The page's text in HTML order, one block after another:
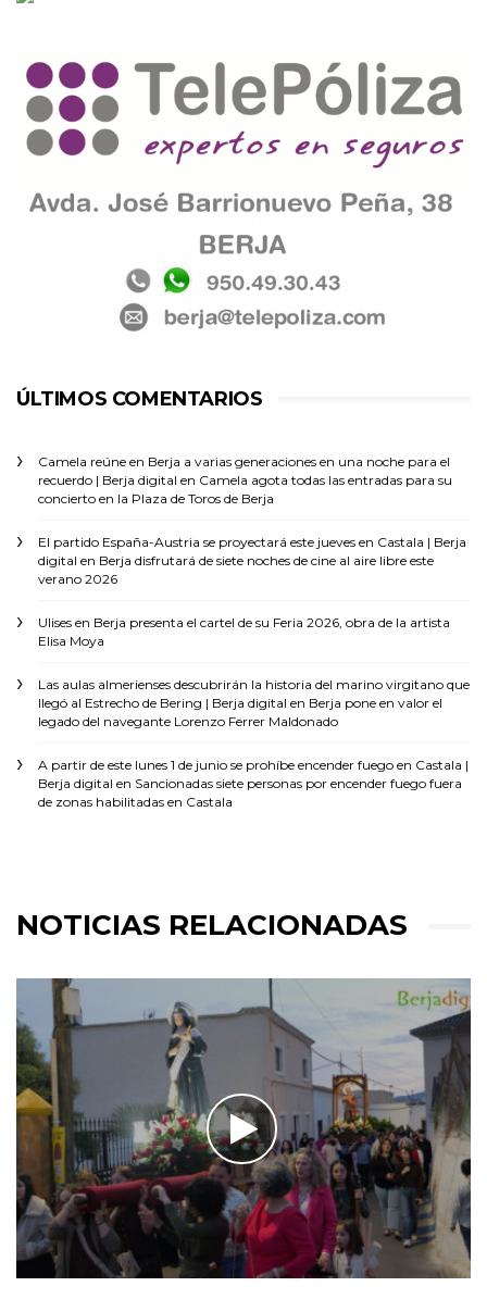
ÚLTIMOS COMENTARIOS
Camela reúne en Berja a varias generaciones en una noche para el
recuerdo | Berja digital en Camela agota todas las entradas para su
concierto en la Plaza de Toros de Berja
El partido España-Austria se proyectará este jueves en Castala | Berja
digital en Berja disfrutará de siete noches de cine al aire libre este
verano 2026
Ulises en Berja presenta el cartel de su Feria 2026, obra de la artista
Elisa Moya
Las aulas almerienses descubrirán la historia del marino virgitano que
llegó al Estrecho de Bering | Berja digital en Berja pone en valor el
legado del navegante Lorenzo Ferrer Maldonado
A partir de este lunes 1 de junio se prohíbe encender fuego en Castala |
Berja digital en Sancionadas siete personas por encender fuego fuera
de zonas habilitadas en Castala
NOTICIAS RELACIONADAS